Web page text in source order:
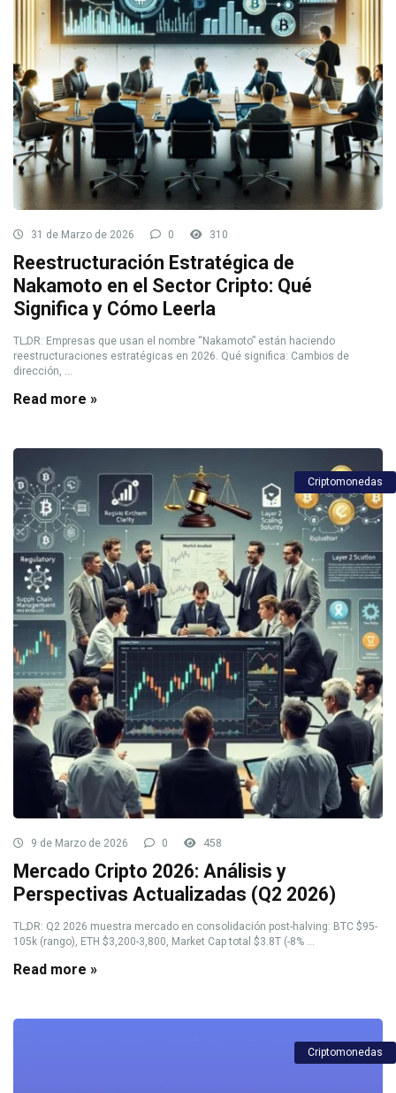
31 de Marzo de 2026 0 310
Reestructuración Estratégica de
Nakamoto en el Sector Cripto: Qué
Significa y Cómo Leerla
TL;DR: Empresas que usan el nombre “Nakamoto” están haciendo
reestructuraciones estratégicas en 2026. Qué significa: Cambios de
dirección, ...
Read more »
Criptomonedas
9 de Marzo de 2026 0 458
Mercado Cripto 2026: Análisis y
Perspectivas Actualizadas (Q2 2026)
TL;DR: Q2 2026 muestra mercado en consolidación post-halving: BTC $95-
105k (rango), ETH $3,200-3,800, Market Cap total $3.8T (-8% ...
Read more »
Criptomonedas